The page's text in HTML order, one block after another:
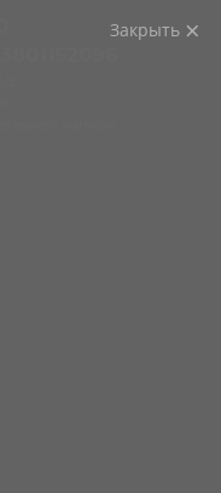
Закрыть